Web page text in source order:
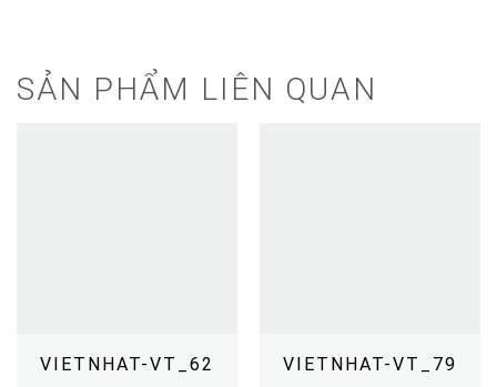
SẢN PHẨM LIÊN QUAN
VIETNHAT-VT_62 VIETNHAT-VT_79